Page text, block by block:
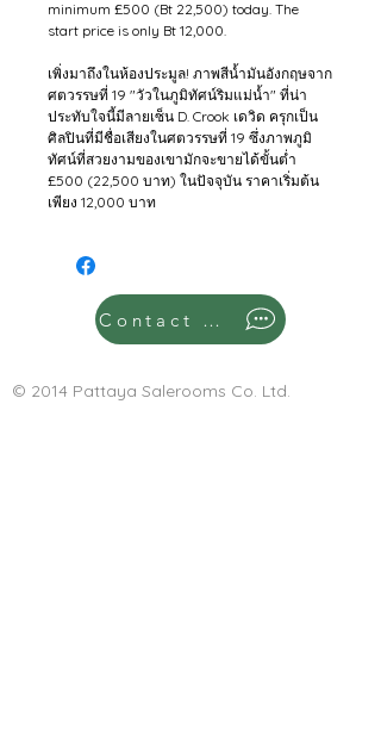
minimum £500 (Bt 22,500) today. The
start price is only Bt 12,000.
เพิ่งมาถึงในห้องประมูล! ภาพสีน้ำมันอังกฤษจาก
ศตวรรษที่ 19 "วัวในภูมิทัศน์ริมแม่น้ำ" ที่น่า
ประทับใจนี้มีลายเซ็น D. Crook เดวิด ครุกเป็น
ศิลปินที่มีชื่อเสียงในศตวรรษที่ 19 ซึ่งภาพภูมิ
ทัศน์ที่สวยงามของเขามักจะขายได้ขั้นต่ำ
£500 (22,500 บาท) ในปัจจุบัน ราคาเริ่มต้น
เพียง 12,000 บาท
Contact Us
© 2014 Pattaya Salerooms Co. Ltd.